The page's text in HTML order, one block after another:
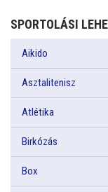
SPORTOLÁSI
Aikido
Asztalitenisz
Atlétika
Birkózás
Box